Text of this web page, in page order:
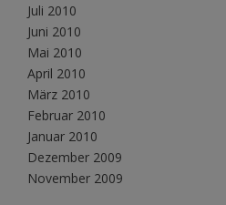
Juli 2010
Juni 2010
Mai 2010
April 2010
März 2010
Februar 2010
Januar 2010
Dezember 2009
November 2009